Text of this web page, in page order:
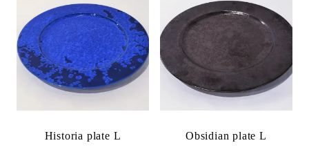
Historia plate L Obsidian plate L